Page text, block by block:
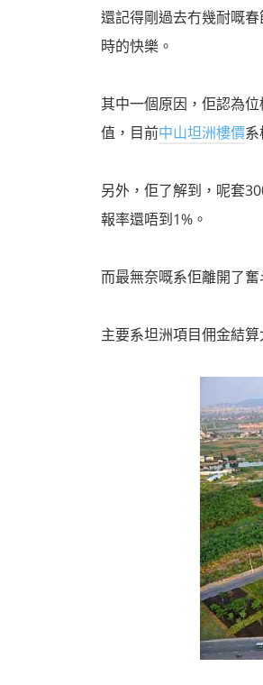
還記得剛過去冇幾耐嘅
時的快樂。
其中一個原因，佢認為
值，目前中山坦洲樓價系
另外，佢了解到，呢套
報率還唔到1%。
而最無奈嘅系佢離開了
主要系坦洲項目佣金結